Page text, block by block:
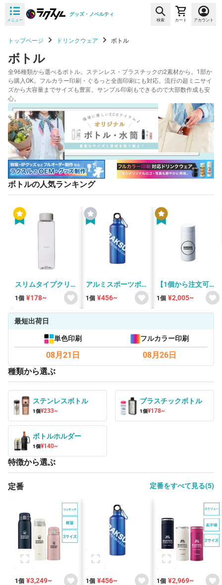
メニュー
グッズ・ノベルティ
検索 カート アカウント
トップページ ドリンクウェア ボトル
ボトル
全96種類から選べるボトル。ステンレス・プラスチックの2素材から。1部か
ら購入OK。フルカラー印刷・ぐるっと全面印刷にも対応。流行の超ミニサイ
ズから大容量までサイズも豊富。サンプル印刷もできるので大部数作成も安
心。
ボトルの人気ランキング
スリムタイプクリア
1個 ¥178~
アルミスポーツボト
500ml
1個 ¥456~
【1個から注文可
能】スリムサーモス
テンレスボトル
200ml/300ml/500ml
1個 ¥2,005~
最短出荷日
単色印刷
08月21日
フルカラー印刷
08月26日
種類から選ぶ
ステンレスボトル
1個¥233~
プラスチックボトル
1個¥178~
ボトルホルダー
1個¥140~
特徴から選ぶ
定番 定番をすべて見る(5)
1個 ¥3,249~ 1個 ¥456~ 1個 ¥2,969~